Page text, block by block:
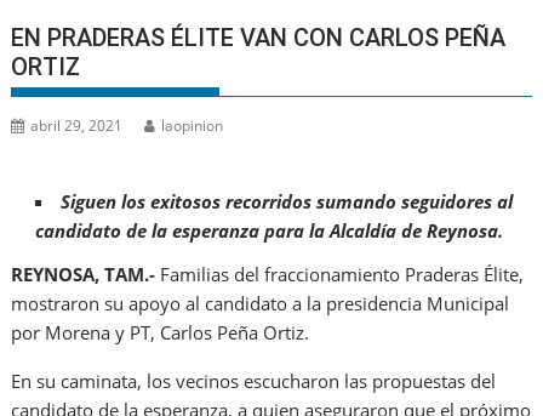
EN PRADERAS ÉLITE VAN CON CARLOS PEÑA
ORTIZ
abril 29, 2021 laopinion
Siguen los exitosos recorridos sumando seguidores al
candidato de la esperanza para la Alcaldía de Reynosa.
REYNOSA, TAM.- Familias del fraccionamiento Praderas Élite,
mostraron su apoyo al candidato a la presidencia Municipal
por Morena y PT, Carlos Peña Ortiz.
En su caminata, los vecinos escucharon las propuestas del
candidato de la esperanza, a quien aseguraron que el próximo